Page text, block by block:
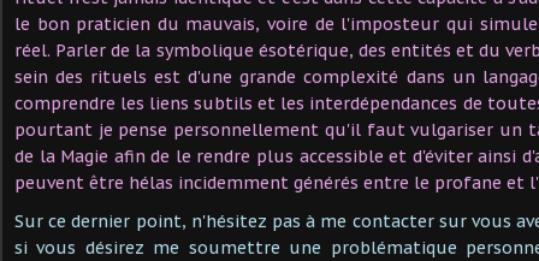
le bon praticien du mauvais, voire de l'imposteur qui
réel. Parler de la symbolique ésotérique, des entités et du
sein des rituels est d'une grande complexité dans un
comprendre les liens subtils et les interdépendances de
pourtant je pense personnellement qu'il faut vulgariser un
de la Magie afin de le rendre plus accessible et d'éviter ainsi
peuvent être hélas incidemment générés entre le profane et
Sur ce dernier point, n'hésitez pas à me contacter sur vous
si vous désirez me soumettre une problématique